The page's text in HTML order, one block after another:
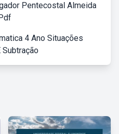
Pentecostal Almeida
4 Ano Situações